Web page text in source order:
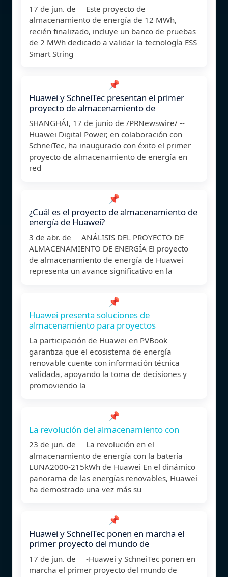
17 de jun. de Este proyecto de
almacenamiento de energía de 12 MWh,
recién finalizado, incluye un banco de pruebas
de 2 MWh dedicado a validar la tecnología ESS
Smart String
📌
Huawei y SchneiTec presentan el primer
proyecto de almacenamiento de
SHANGHÁI, 17 de junio de /PRNewswire/ --
Huawei Digital Power, en colaboración con
SchneiTec, ha inaugurado con éxito el primer
proyecto de almacenamiento de energía en
red
📌
¿Cuál es el proyecto de almacenamiento de
energía de Huawei?
3 de abr. de ANÁLISIS DEL PROYECTO DE
ALMACENAMIENTO DE ENERGÍA El proyecto
de almacenamiento de energía de Huawei
representa un avance significativo en la
📌
Huawei presenta soluciones de
almacenamiento para proyectos
La participación de Huawei en PVBook
garantiza que el ecosistema de energía
renovable cuente con información técnica
validada, apoyando la toma de decisiones y
promoviendo la
📌
La revolución del almacenamiento con
23 de jun. de La revolución en el
almacenamiento de energía con la batería
LUNA2000-215kWh de Huawei En el dinámico
panorama de las energías renovables, Huawei
ha demostrado una vez más su
📌
Huawei y SchneiTec ponen en marcha el
primer proyecto del mundo de
17 de jun. de -Huawei y SchneiTec ponen en
marcha el primer proyecto del mundo de